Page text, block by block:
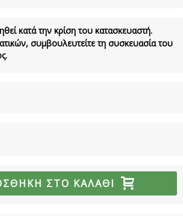
κατά την κρίση του κατασκευαστή.
συμβουλευτείτε τη συσκευασία του
ΣΤΟ ΚΑΛΆΘΙ